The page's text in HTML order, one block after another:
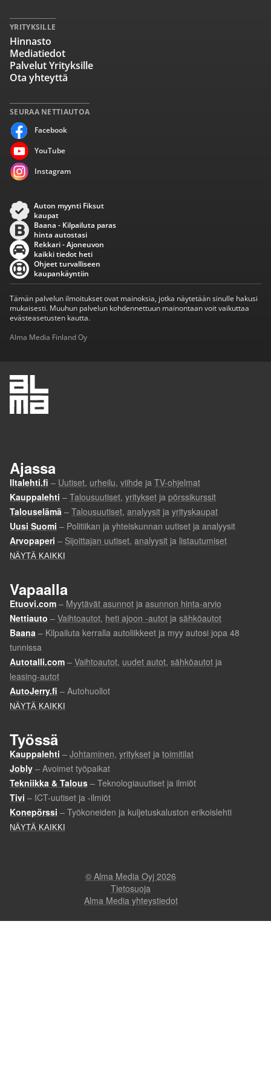
SEURAA NETTIAUTOA
Facebook
YouTube
Instagram
YRITYKSILLE
Hinnasto
Mediatiedot
Palvelut Yrityksille
Ota yhteyttä
Auton myynti Fiksut
kaupat
Baana - Kilpailuta paras
hinta autostasi
Rekkari - Ajoneuvon
kaikki tiedot heti
Ohjeet turvalliseen
kaupankäyntiin
Tämän palvelun ilmoitukset ovat mainoksia, jotka näytetään sinulle hakusi
mukaisesti. Muuhun palvelun kohdennettuun mainontaan voit vaikuttaa
evästeasetusten kautta.
Alma Media Finland Oy